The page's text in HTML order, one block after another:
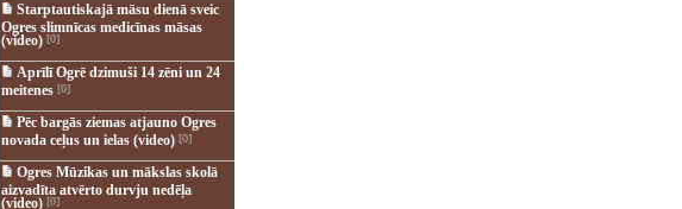
Starptautiskajā māsu dienā sveic
Ogres slimnīcas medicīnas māsas
(video)[0]
Aprīlī Ogrē dzimuši 14 zēni un 24
meitenes [0]
Pēc bargās ziemas atjauno Ogres
novada ceļus un ielas (video)[0]
Ogres Mūzikas un mākslas skolā
aizvadīta atvērto durvju nedēļa
(video)[0]